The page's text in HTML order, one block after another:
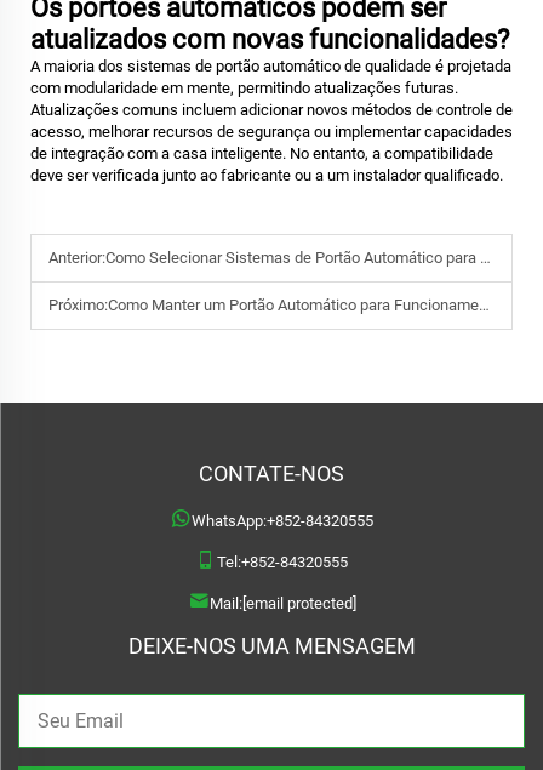
Os portões automáticos podem ser
atualizados com novas funcionalidades?
A maioria dos sistemas de portão automático de qualidade é projetada
com modularidade em mente, permitindo atualizações futuras.
Atualizações comuns incluem adicionar novos métodos de controle de
acesso, melhorar recursos de segurança ou implementar capacidades
de integração com a casa inteligente. No entanto, a compatibilidade
deve ser verificada junto ao fabricante ou a um instalador qualificado.
Anterior:Como Selecionar Sistemas de Portão Automático para Imóveis Comerciais
Próximo:Como Manter um Portão Automático para Funcionamento Suave a Longo Prazo
CONTATE-NOS
WhatsApp:+852-84320555
Tel:+852-84320555
Mail:[email protected]
DEIXE-NOS UMA MENSAGEM